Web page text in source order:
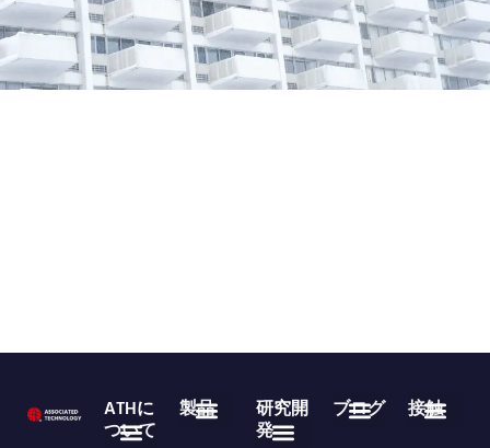
ATHに
ついて
製品
研究開
発
ブログ 接触